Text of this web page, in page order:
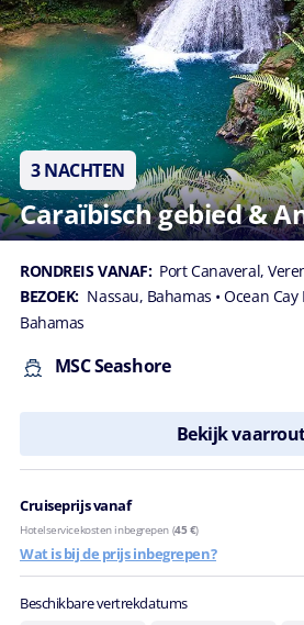
3 NACHTEN
Caraïbisch gebied &
RONDREIS VANAF: Port Canaveral,
BEZOEK: Nassau, Bahamas • Ocean
Bahamas
MSC Seashore
Bekijk
Cruiseprijs vanaf
Hotelservicekosten inbegrepen (45 €)
Wat is bij de prijs inbegrepen?
Beschikbare vertrekdatums